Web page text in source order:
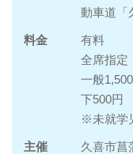
動車道「
料金
有料
全席指定
一般
下500円
※未就学
主催
久喜市菖